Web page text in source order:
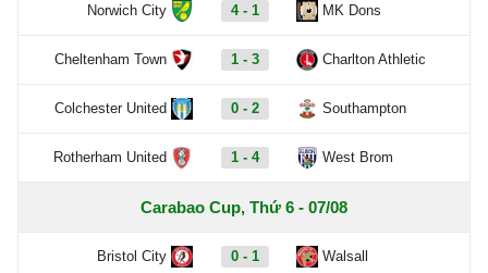
Norwich City 4 - 1 MK Dons
Cheltenham Town 1 - 3 Charlton Athletic
Colchester United 0 - 2 Southampton
Rotherham United 1 - 4 West Brom
Carabao Cup, Thứ 6 - 07/08
Bristol City 0 - 1 Walsall